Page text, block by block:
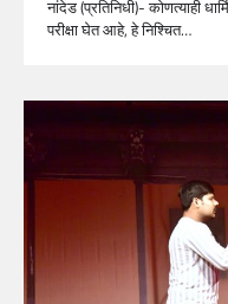
नांदेड (प्रतिनिधी)- कोणत्याही
परीक्षा घेत आहे, हे निश्चित…